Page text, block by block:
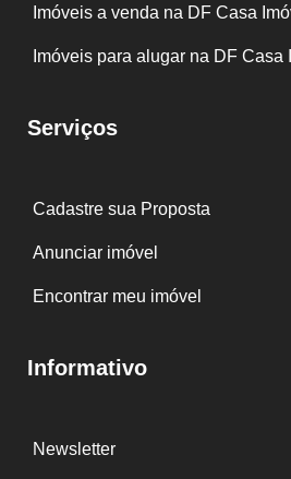
Imóveis a venda na DF Casa
Imóveis para alugar na DF Casa
Serviços
Cadastre sua Proposta
Anunciar imóvel
Encontrar meu imóvel
Informativo
Newsletter